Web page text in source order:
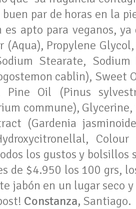
par de horas en la
es apto para veganos,
(Aqua), Propylene
Stearate,
cablin), Sweet
Oil (Pinus
commune), Glycerine,
(Gardenia
Colour
los gustos y bolsillos
de $4.950 los 100 grs,
jabón en un lugar seco
Constanza, Santiago.